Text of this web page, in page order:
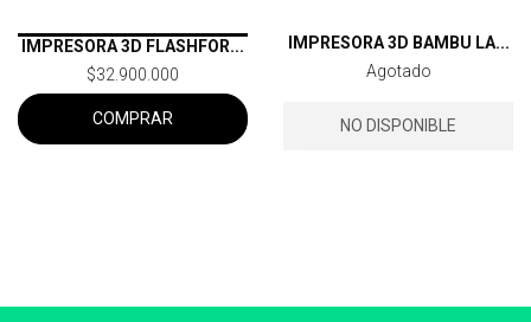
IMPRESORA 3D FLASHFOR...
$32.900.000
COMPRAR
IMPRESORA 3D BAMBU LA...
Agotado
NO DISPONIBLE